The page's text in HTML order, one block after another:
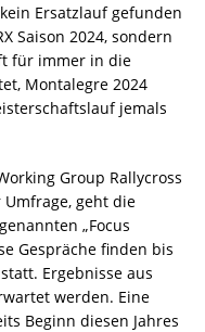
Ersatzlauf gefunden
Saison 2024, sondern
für immer in die
Montalegre 2024
jemals
Group Rallycross
geht die
„Focus
Gespräche finden bis
Ergebnisse aus
werden. Eine
Beginn diesen Jahres